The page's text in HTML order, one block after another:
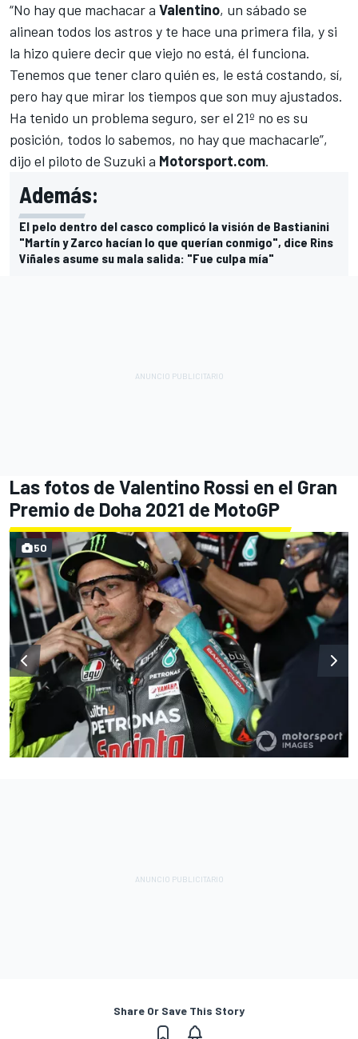
“No hay que machacar a Valentino, un sábado se
alinean todos los astros y te hace una primera fila, y si
la hizo quiere decir que viejo no está, él funciona.
Tenemos que tener claro quién es, le está costando, sí,
pero hay que mirar los tiempos que son muy ajustados.
Ha tenido un problema seguro, ser el 21º no es su
posición, todos lo sabemos, no hay que machacarle”,
dijo el piloto de Suzuki a Motorsport.com.
Además:
El pelo dentro del casco complicó la visión de Bastianini
"Martín y Zarco hacían lo que querían conmigo", dice Rins
Viñales asume su mala salida: "Fue culpa mía"
Las fotos de Valentino Rossi en el Gran
Premio de Doha 2021 de MotoGP
50
Share Or Save This Story